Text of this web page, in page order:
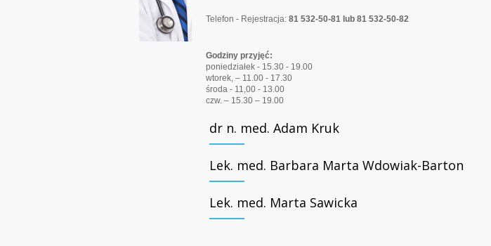
Telefon - Rejestracja:81 532-50-81 lub 81 532-50-82
Godziny przyjęć:
poniedziałek - 15.30 - 19.00
wtorek, – 11.00 - 17.30
środa - 11,00 - 13.00
czw. – 15.30 – 19.00
dr n. med. Adam Kruk
Lek. med. Barbara Marta Wdowiak-Barton
Lek. med. Marta Sawicka